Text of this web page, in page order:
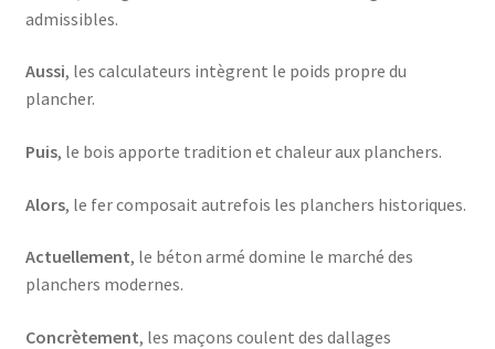
admissibles.
Aussi, les calculateurs intègrent le poids propre du
plancher.
Puis, le bois apporte tradition et chaleur aux planchers.
Alors, le fer composait autrefois les planchers historiques.
Actuellement, le béton armé domine le marché des
planchers modernes.
Concrètement, les maçons coulent des dallages